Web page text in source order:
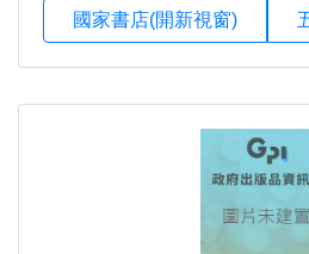
國家書店(開新視窗)